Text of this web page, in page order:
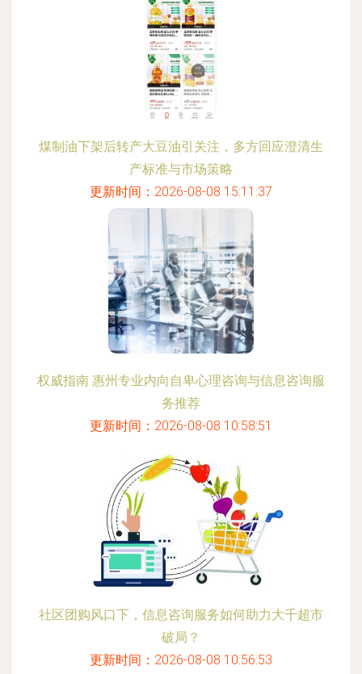
煤制油下架后转产大豆油引关注，多方回应澄清生
产标准与市场策略
更新时间：2026-08-08 15:11:37
权威指南 惠州专业内向自卑心理咨询与信息咨询服
务推荐
更新时间：2026-08-08 10:58:51
社区团购风口下，信息咨询服务如何助力大千超市
破局？
更新时间：2026-08-08 10:56:53